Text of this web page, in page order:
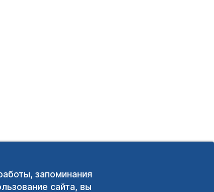
запоминания
сайта, вы